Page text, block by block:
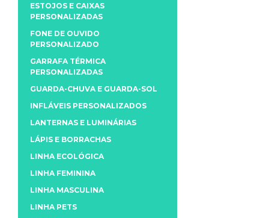
ESTOJOS E CAIXAS
PERSONALIZADAS
FONE DE OUVIDO
PERSONALIZADO
GARRAFA TÉRMICA
PERSONALIZADAS
GUARDA-CHUVA E GUARDA-SOL
INFLÁVEIS PERSONALIZADOS
LANTERNAS E LUMINÁRIAS
LÁPIS E BORRACHAS
LINHA ECOLÓGICA
LINHA FEMININA
LINHA MASCULINA
LINHA PETS